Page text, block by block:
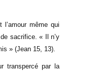
même qui
sacrifice. « Il n’y
» (Jean 15, 13).
transpercé par la